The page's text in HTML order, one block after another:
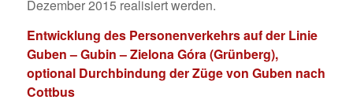
Dezember 2015 realisiert werden.
Entwicklung des Personenverkehrs auf der Linie
Guben – Gubin – Zielona Góra (Grünberg),
optional Durchbindung der Züge von Guben nach
Cottbus